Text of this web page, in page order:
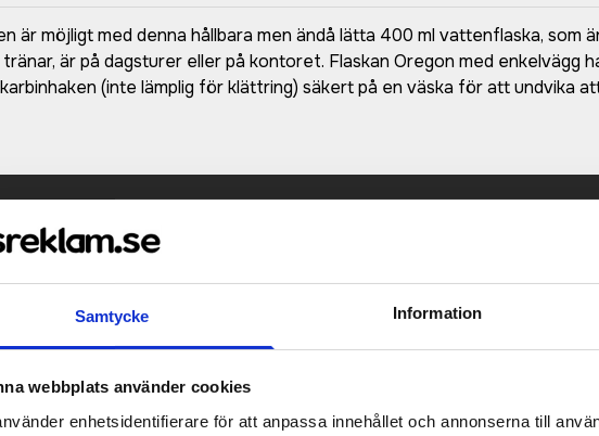
Samtycke Information
webbplats använder cookies
enhetsidentifierare för att anpassa innehållet och annonserna till
är möjligt med denna hållbara men ändå lätta 400 ml vattenflaska,
är på dagsturer eller på kontoret. Flaskan Oregon med
(inte lämplig för klättring) säkert på en väska för att undvika
KONTAKTA OSS